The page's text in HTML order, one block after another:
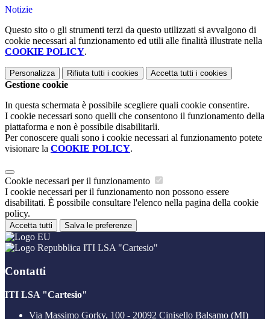
Notizie
Questo sito o gli strumenti terzi da questo utilizzati si avvalgono di
cookie necessari al funzionamento ed utili alle finalità illustrate nella
COOKIE POLICY.
Personalizza Rifiuta tutti i cookies Accetta tutti i cookies
Gestione cookie
In questa schermata è possibile scegliere quali cookie consentire.
I cookie necessari sono quelli che consentono il funzionamento della
piattaforma e non è possibile disabilitarli.
Per conoscere quali sono i cookie necessari al funzionamento potete
visionare la COOKIE POLICY.
Cookie necessari per il funzionamento
I cookie necessari per il funzionamento non possono essere
disabilitati. È possibile consultare l'elenco nella pagina della cookie
policy.
Accetta tutti Salva le preferenze
ITI LSA "Cartesio"
Contatti
ITI LSA "Cartesio"
Via Massimo Gorky, 100 - 20092 Cinisello Balsamo (MI)